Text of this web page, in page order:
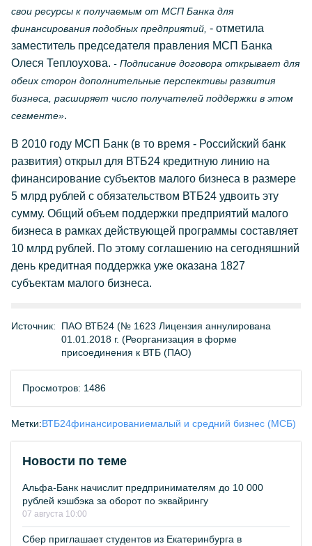
свои ресурсы к получаемым от МСП Банка для
финансирования подобных предприятий, - отметила
заместитель председателя правления МСП Банка
Олеся Теплоухова. - Подписание договора открывает для
обеих сторон дополнительные перспективы развития
бизнеса, расширяет число получателей поддержки в этом
сегменте».
В 2010 году МСП Банк (в то время - Российский банк
развития) открыл для ВТБ24 кредитную линию на
финансирование субъектов малого бизнеса в размере
5 млрд рублей с обязательством ВТБ24 удвоить эту
сумму. Общий объем поддержки предприятий малого
бизнеса в рамках действующей программы составляет
10 млрд рублей. По этому соглашению на сегодняшний
день кредитная поддержка уже оказана 1827
субъектам малого бизнеса.
Источник:
ПАО ВТБ24 (№ 1623 Лицензия аннулирована
01.01.2018 г. (Реорганизация в форме
присоединения к ВТБ (ПАО)
Просмотров: 1486
Метки:ВТБ24финансированиемалый и средний бизнес (МСБ)
Новости по теме
Альфа-Банк начислит предпринимателям до 10 000
рублей кэшбэка за оборот по эквайрингу
07 августа 10:00
Сбер приглашает студентов из Екатеринбурга в